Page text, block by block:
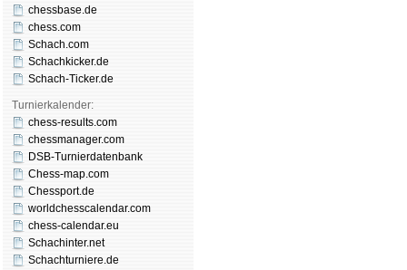
chessbase.de
chess.com
Schach.com
Schachkicker.de
Schach-Ticker.de
Turnierkalender:
chess-results.com
chessmanager.com
DSB-Turnierdatenbank
Chess-map.com
Chessport.de
worldchesscalendar.com
chess-calendar.eu
Schachinter.net
Schachturniere.de